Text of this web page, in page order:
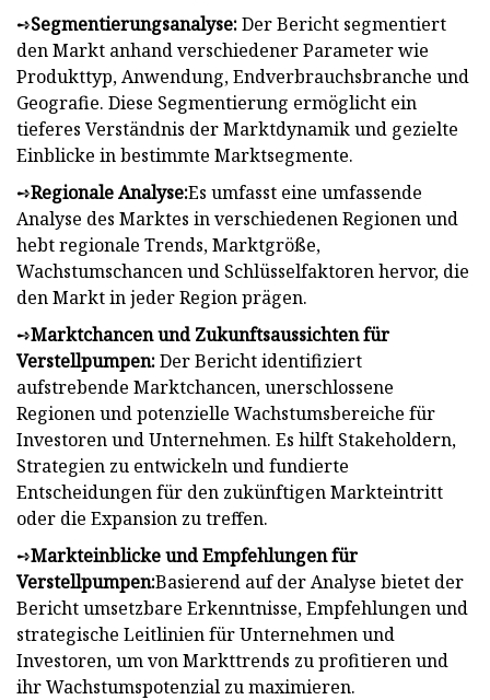
➺Segmentierungsanalyse:Der Bericht segmentiert
den Markt anhand verschiedener Parameter wie
Produkttyp, Anwendung, Endverbrauchsbranche und
Geografie. Diese Segmentierung ermöglicht ein
tieferes Verständnis der Marktdynamik und gezielte
Einblicke in bestimmte Marktsegmente.
➺Regionale Analyse:Es umfasst eine umfassende
Analyse des Marktes in verschiedenen Regionen und
hebt regionale Trends, Marktgröße,
Wachstumschancen und Schlüsselfaktoren hervor, die
den Markt in jeder Region prägen.
➺Marktchancen und Zukunftsaussichten für
Verstellpumpen:Der Bericht identifiziert
aufstrebende Marktchancen, unerschlossene
Regionen und potenzielle Wachstumsbereiche für
Investoren und Unternehmen. Es hilft Stakeholdern,
Strategien zu entwickeln und fundierte
Entscheidungen für den zukünftigen Markteintritt
oder die Expansion zu treffen.
➺Markteinblicke und Empfehlungen für
Verstellpumpen:Basierend auf der Analyse bietet der
Bericht umsetzbare Erkenntnisse, Empfehlungen und
strategische Leitlinien für Unternehmen und
Investoren, um von Markttrends zu profitieren und
ihr Wachstumspotenzial zu maximieren.